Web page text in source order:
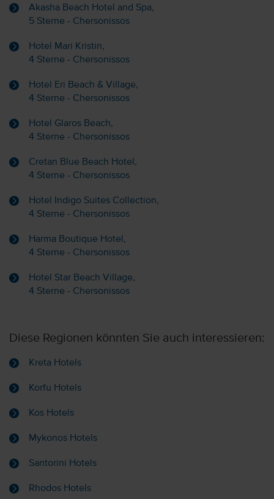
Akasha Beach Hotel and Spa,
5 Sterne - Chersonissos
Hotel Mari Kristin,
4 Sterne - Chersonissos
Hotel Eri Beach & Village,
4 Sterne - Chersonissos
Hotel Glaros Beach,
4 Sterne - Chersonissos
Cretan Blue Beach Hotel,
4 Sterne - Chersonissos
Hotel Indigo Suites Collection,
4 Sterne - Chersonissos
Harma Boutique Hotel,
4 Sterne - Chersonissos
Hotel Star Beach Village,
4 Sterne - Chersonissos
Diese Regionen könnten Sie auch interessieren:
Kreta Hotels
Korfu Hotels
Kos Hotels
Mykonos Hotels
Santorini Hotels
Rhodos Hotels